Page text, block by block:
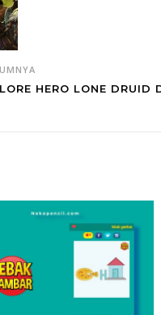
HERO LONE DRUID